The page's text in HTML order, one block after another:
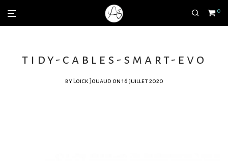
0
tidy-cables-smart-evo
by Loick Jouaud on 16 juillet 2020